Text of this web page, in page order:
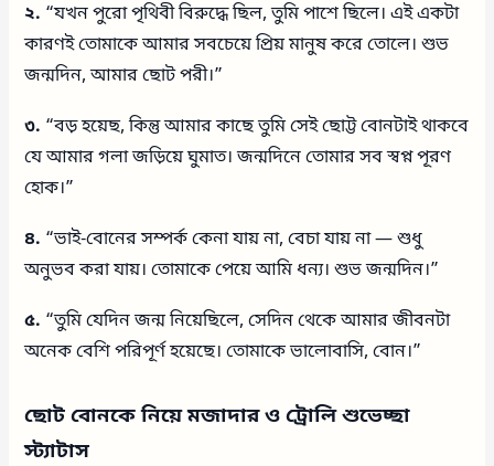
২. “যখন পুরো পৃথিবী বিরুদ্ধে ছিল, তুমি পাশে ছিলে। এই একটা
কারণই তোমাকে আমার সবচেয়ে প্রিয় মানুষ করে তোলে। শুভ
জন্মদিন, আমার ছোট পরী।”
৩. “বড় হয়েছ, কিন্তু আমার কাছে তুমি সেই ছোট্ট বোনটাই থাকবে
যে আমার গলা জড়িয়ে ঘুমাত। জন্মদিনে তোমার সব স্বপ্ন পূরণ
হোক।”
৪. “ভাই-বোনের সম্পর্ক কেনা যায় না, বেচা যায় না — শুধু
অনুভব করা যায়। তোমাকে পেয়ে আমি ধন্য। শুভ জন্মদিন।”
৫. “তুমি যেদিন জন্ম নিয়েছিলে, সেদিন থেকে আমার জীবনটা
অনেক বেশি পরিপূর্ণ হয়েছে। তোমাকে ভালোবাসি, বোন।”
ছোট বোনকে নিয়ে মজাদার ও ট্রোলি শুভেচ্ছা
স্ট্যাটাস